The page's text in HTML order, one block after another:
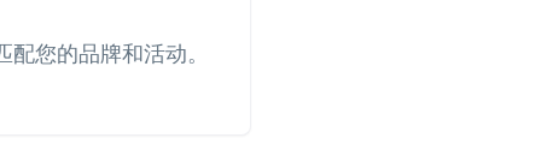
您的品牌和活动。